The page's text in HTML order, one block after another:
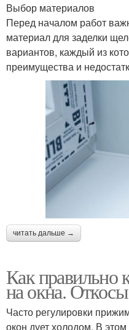
Выбор материалов
Перед началом работ
материал для заделки
вариантов, каждый из
преимущества и
читать дальше →
Как правильно
на окна. Откосы
Часто регулировки
окон дует холодом. В